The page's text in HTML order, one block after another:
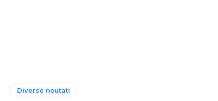
Diverse noutati